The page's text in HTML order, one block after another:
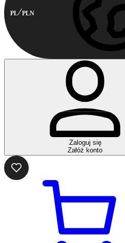
PL PLN
Zaloguj się
Załóż konto